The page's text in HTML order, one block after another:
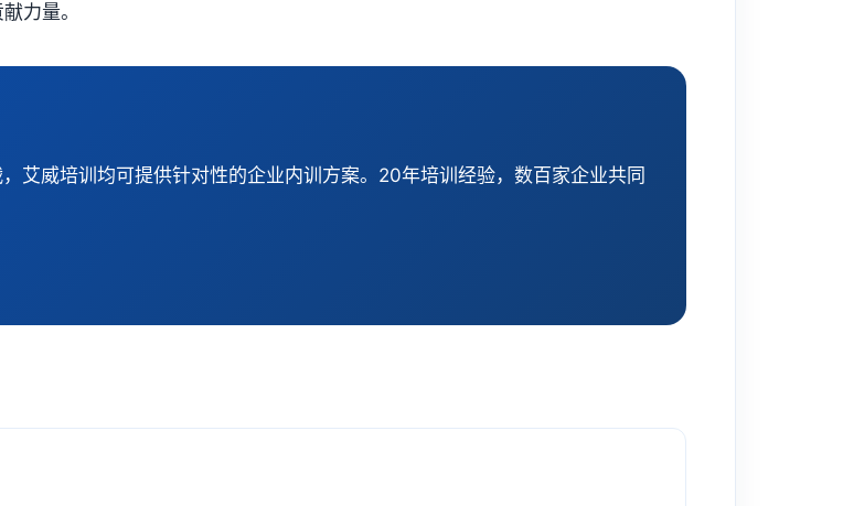
力量。
艾威培训均可提供针对性的企业内训方案。20年培训经验，数百家企业共同